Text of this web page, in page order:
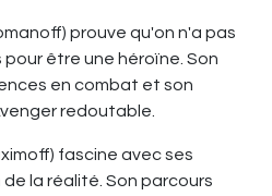
prouve qu'on n'a pas
être une héroïne. Son
en combat et son
redoutable.
fascine avec ses
la réalité. Son parcours